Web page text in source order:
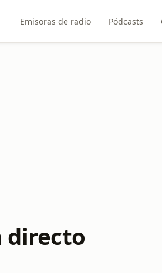
Emisoras de radio Pódcasts
directo